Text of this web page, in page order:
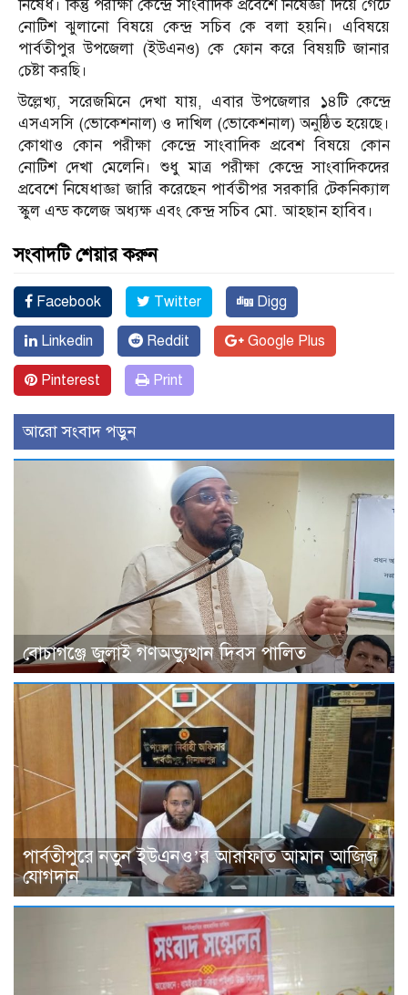
নিষেধ। কিন্তু পরীক্ষা কেন্দ্রে সাংবাদিক প্রবেশে নিষেজ্ঞা দিয়ে গেটে
নোটিশ ঝুলানো বিষয়ে কেন্দ্র সচিব কে বলা হয়নি। এবিষয়ে
পার্বতীপুর উপজেলা (ইউএনও) কে ফোন করে বিষয়টি জানার
চেষ্টা করছি।
উল্লেখ্য, সরেজমিনে দেখা যায়, এবার উপজেলার ১৪টি কেন্দ্রে
এসএসসি (ভোকেশনাল) ও দাখিল (ভোকেশনাল) অনুষ্ঠিত হয়েছে।
কোথাও কোন পরীক্ষা কেন্দ্রে সাংবাদিক প্রবেশ বিষয়ে কোন
নোটিশ দেখা মেলেনি। শুধু মাত্র পরীক্ষা কেন্দ্রে সাংবাদিকদের
প্রবেশে নিষেধাজ্ঞা জারি করেছেন পার্বতীপর সরকারি টেকনিক্যাল
স্কুল এন্ড কলেজ অধ্যক্ষ এবং কেন্দ্র সচিব মো. আহছান হাবিব।
সংবাদটি শেয়ার করুন
Facebook Twitter Digg
Linkedin Reddit Google Plus
Pinterest Print
আরো সংবাদ পড়ুন
বোচাগঞ্জে জুলাই গণঅভ্যুত্থান দিবস পালিত
পার্বতীপুরে নতুন ইউএনও’র আরাফাত আমান আজিজ
যোগদান